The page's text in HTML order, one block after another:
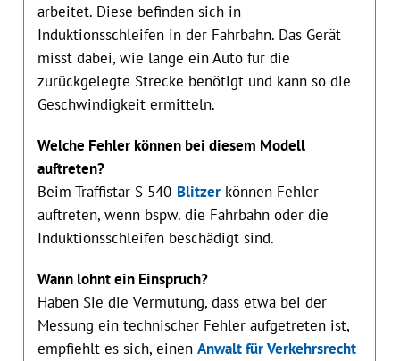
arbeitet. Diese befinden sich in
Induktionsschleifen in der Fahrbahn. Das Gerät
misst dabei, wie lange ein Auto für die
zurückgelegte Strecke benötigt und kann so die
Geschwindigkeit ermitteln.
Welche Fehler können bei diesem Modell
auftreten?
Beim Traffistar S 540-Blitzerkönnen Fehler
auftreten, wenn bspw. die Fahrbahn oder die
Induktionsschleifen beschädigt sind.
Wann lohnt ein Einspruch?
Haben Sie die Vermutung, dass etwa bei der
Messung ein technischer Fehler aufgetreten ist,
empfiehlt es sich, einen Anwalt für Verkehrsrecht